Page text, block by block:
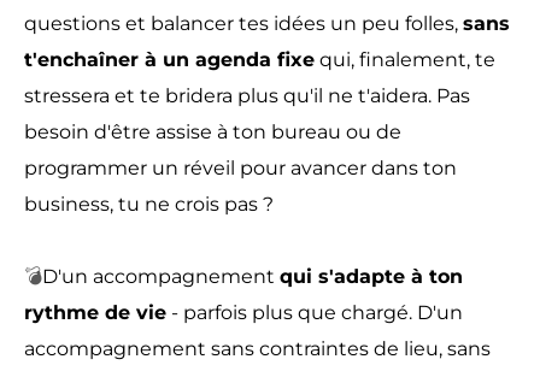
questions et balancer tes idées un peu folles, sans
t'enchaîner à un agenda fixe qui, finalement, te
stressera et te bridera plus qu'il ne t'aidera. Pas
besoin d'être assise à ton bureau ou de
programmer un réveil pour avancer dans ton
business, tu ne crois pas ?
💣D'un accompagnement qui s'adapte à ton
rythme de vie - parfois plus que chargé. D'un
accompagnement sans contraintes de lieu, sans